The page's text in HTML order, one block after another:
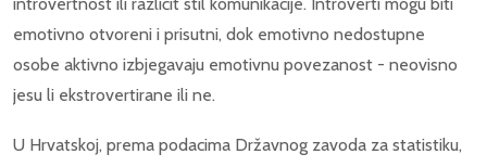
emotivno otvoreni i prisutni, dok emotivno nedostupne
osobe aktivno izbjegavaju emotivnu povezanost - neovisno
jesu li ekstrovertirane ili ne.
U Hrvatskoj, prema podacima Državnog zavoda za statistiku,